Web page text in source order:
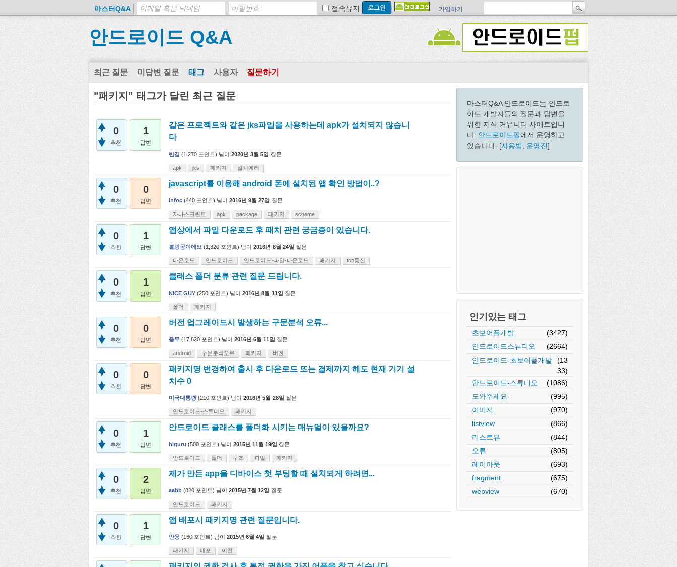
마스터Q&A 접속유지 가입하기
안드로이드 Q&A
최근 질문 미답변 질문 태그 사용자 질문하기
마스터Q&A 안드로이드는 안드로
이드 개발자들의 질문과 답변을
위한 지식 커뮤니티 사이트입니
다. 안드로이드펍에서 운영하고
있습니다. [사용법 운영진]
인기있는 태그
초보어플개발
(3427)
안드로이드스튜디오
(2664)
안드로이드-초보어플개발
(13
33)
안드로이드-스튜디오
(1086)
도와주세요-
(995)
이미지
(970)
listview
(866)
리스트뷰
(844)
오류
(805)
레이아웃
(693)
fragment
(675)
webview
(670)
"패키지" 태그가 달린 최근 질문
0
추천
1
답변
같은 프로젝트와 같은 jks파일을 사용하는데 apk가 설치되지 않습니
다
빈길 (1,270 포인트) 님이 2020년 3월 5일 질문
apk jks 패키지 설치에러
0
추천
0
답변
javascript를 이용해 android 폰에 설치된 앱 확인 방법이..?
infoc (440 포인트) 님이 2016년 9월 27일 질문
자바스크립트 apk package 패키지 scheme
0
추천
1
답변
앱상에서 파일 다운로드 후 패치 관련 궁금증이 있습니다.
볼링공이에요 (1,320 포인트) 님이 2016년 8월 24일 질문
다운로드 안드로이드 안드로이드-파일-다운로드 패키지 tcp통신
0
추천
1
답변
클래스 폴더 분류 관련 질문 드립니다.
NICE GUY (250 포인트) 님이 2016년 8월 11일 질문
폴더 패키지
0
추천
0
답변
버전 업그레이드시 발생하는 구문분석 오류...
음무 (17,820 포인트) 님이 2016년 6월 11일 질문
android 구문분석오류 패키지 버전
0
추천
0
답변
패키지명 변경하여 출시 후 다운로드 또는 결제까지 해도 현재 기기 설
치수 0
미국대통령 (210 포인트) 님이 2016년 5월 28일 질문
안드로이드-스튜디오 패키지
0
추천
1
답변
안드로이드 클래스를 폴더화 시키는 매뉴얼이 있을까요?
higuru (500 포인트) 님이 2015년 11월 19일 질문
안드로이드 폴더 구조 파일 패키지
0
추천
2
답변
제가 만든 app을 디바이스 첫 부팅할 때 설치되게 하려면...
aabb (820 포인트) 님이 2015년 7월 12일 질문
안드로이드 패키지
0
추천
1
답변
앱 배포시 패키지명 관련 질문입니다.
안웅 (160 포인트) 님이 2015년 6월 4일 질문
패키지 배포 이전